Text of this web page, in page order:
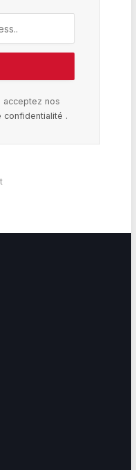
acceptez nos
confidentialité .